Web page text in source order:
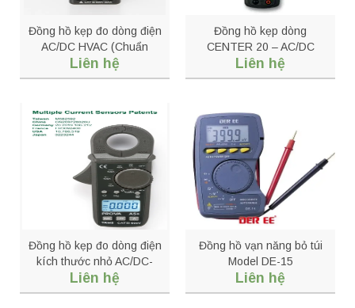
Đồng hồ kẹp đo dòng điện
AC/DC HVAC (Chuẩn
RMS) Model: PROVA 2021
Liên hệ
Đồng hồ kẹp dòng
CENTER 20 – AC/DC
Clamp Meter (Economy)
Liên hệ
Đồng hồ kẹp đo dòng điện
kích thước nhỏ AC/DC-
PROVA A5+
Liên hệ
Đồng hồ vạn năng bỏ túi
Model DE-15
Liên hệ